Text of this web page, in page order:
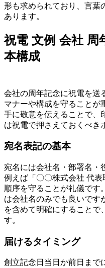
形も求められており、言葉
あります。
祝電 文例 会社 周
本構成
会社の周年記念に祝電を送
マナーや構成を守ることが
手に敬意を伝えることで、
は祝電で押さえておくべき
宛名表記の基本
宛名には会社名・部署名・
例えば「〇〇株式会社 代
順序を守ることが礼儀です
は会社名のみでも良いです
を含めて明確にすることで
す。
届けるタイミング
創立記念日当日か前日まで